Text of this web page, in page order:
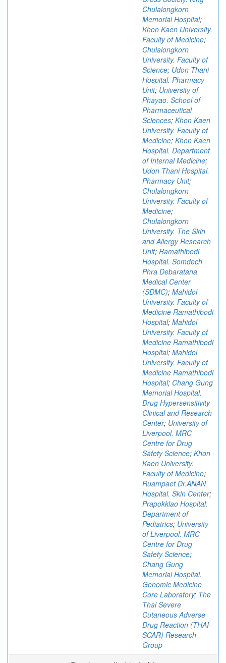
Chulalongkorn
Memorial Hospital;
Khon Kaen University.
Faculty of Medicine;
Chulalongkorn
University. Faculty of
Science; Udon Thani
Hospital. Pharmacy
Unit; University of
Phayao. School of
Pharmaceutical
Sciences; Khon Kaen
University. Faculty of
Medicine; Khon Kaen
Hospital. Department
of Internal Medicine;
Udon Thani Hospital.
Pharmacy Unit;
Chulalongkorn
University. Faculty of
Medicine;
Chulalongkorn
University. The Skin
and Allergy Research
Unit; Ramathibodi
Hospital. Somdech
Phra Debaratana
Medical Center
(SDMC); Mahidol
University. Faculty of
Medicine Ramathibodi
Hospital; Mahidol
University. Faculty of
Medicine Ramathibodi
Hospital; Mahidol
University. Faculty of
Medicine Ramathibodi
Hospital; Chang Gung
Memorial Hospital.
Drug Hypersensitivity
Clinical and Research
Center; University of
Liverpool. MRC
Centre for Drug
Safety Science; Khon
Kaen University.
Faculty of Medicine;
Ruampaet Dr.ANAN
Hospital. Skin Center;
Prapokklao Hospital.
Department of
Pediatrics; University
of Liverpool. MRC
Centre for Drug
Safety Science;
Chang Gung
Memorial Hospital.
Genomic Medicine
Core Laboratory; The
Thai Severe
Cutaneous Adverse
Drug Reaction (THAI-
SCAR) Research
Group